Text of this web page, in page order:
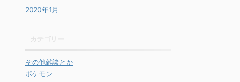
2020年1月
その他雑談とか
ポケモン